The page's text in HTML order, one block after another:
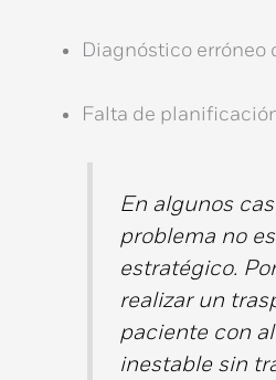
Diagnóstico erróneo
Falta de
En algunos
problema no
estratégico.
realizar un
paciente con
inestable sin